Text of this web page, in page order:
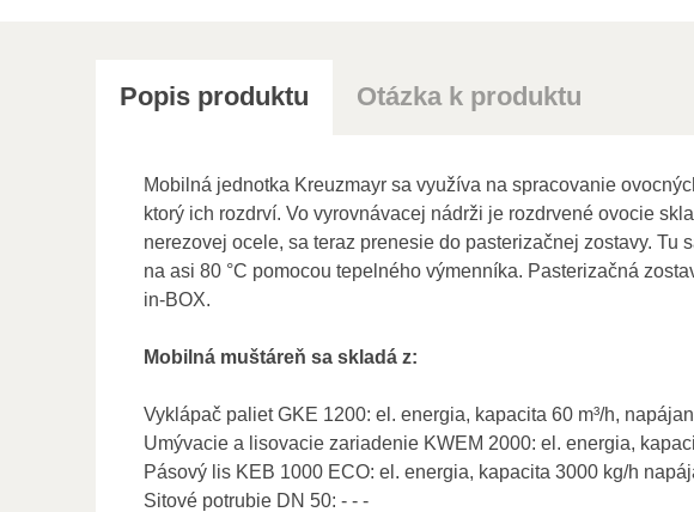
Popis produktu Otázka k produktu
Mobilná jednotka Kreuzmayr sa využíva na spracovanie
ktorý ich rozdrví. Vo vyrovnávacej nádrži je rozdrvené ovocie
nerezovej ocele, sa teraz prenesie do pasterizačnej zostavy.
na asi 80 °C pomocou tepelného výmenníka. Pasterizačná
in-BOX.
Mobilná muštáreň sa skladá z:
Vyklápač paliet GKE 1200: el. energia, kapacita 60 m³/h,
Umývacie a lisovacie zariadenie KWEM 2000: el. energia,
Pásový lis KEB 1000 ECO: el. energia, kapacita 3000 kg/h
Sitové potrubie DN 50: - - -